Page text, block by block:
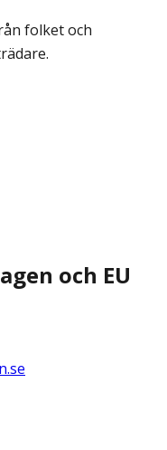
folket och
och EU